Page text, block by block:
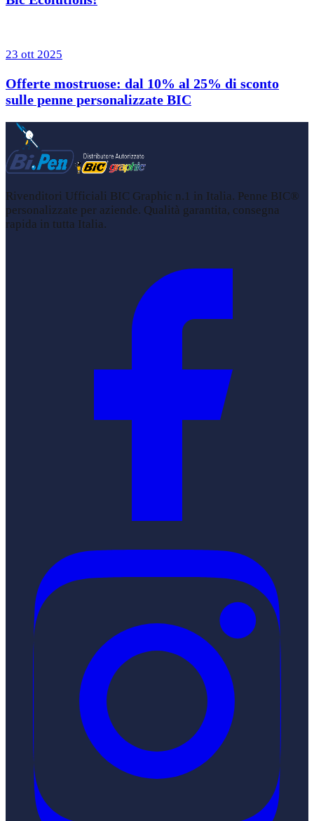
23 ott 2025
Offerte mostruose: dal 10% al 25% di sconto
sulle penne personalizzate BIC
Rivenditori Ufficiali BIC Graphic n.1 in Italia. Penne BIC®
personalizzate per aziende. Qualità garantita, consegna
rapida in tutta Italia.